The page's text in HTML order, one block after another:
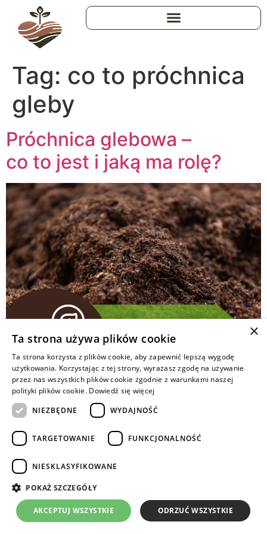
Tag: co to próchnica
gleby
Próchnica glebowa –
co to jest i jaką ma rolę?
Materia organiczna w glebie ulega ciągłym przemianom
mineralizacji i humifikacji. Szybkość tych procesów
zależy od m.in.: dostępu tlenu, temperatury, składu
chemicznego wprowadzonych do gleby substancji
organicznych.
Copyrights © 2024 Intermag
×
Ta strona używa plików cookie
Ta strona korzysta z plików cookie, aby zapewnić lepszą wygodę
użytkowania. Korzystając z tej strony, wyrażasz zgodę na używanie
przez nas wszystkich plików cookie zgodnie z warunkami naszej
polityki plików cookie. Dowiedź się więcej
NIEZBĘDNE
WYDAJNOŚĆ
TARGETOWANIE FUNKCJONALNOŚĆ
NIESKLASYFIKOWANE
POKAŻ SZCZEGÓŁY
AKCEPTUJ WSZYSTKIE ODRZUĆ WSZYSTKIE